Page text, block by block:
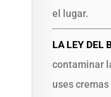
el lugar.
LA LEY DEL
contaminar
uses